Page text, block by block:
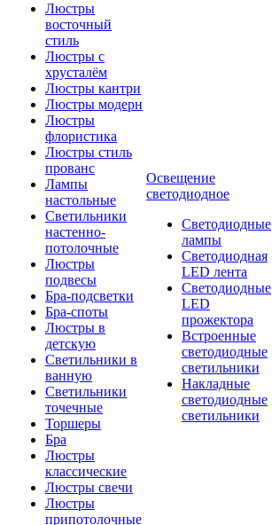
Люстры
восточный
стиль
Люстры с
хрусталём
Люстры кантри
Люстры модерн
Люстры
флористика
Люстры стиль
прованс
Лампы
настольные
Светильники
настенно-
потолочные
Люстры
подвесы
Бра-подсветки
Бра-споты
Люстры в
детскую
Светильники в
ванную
Светильники
точечные
Торшеры
Бра
Люстры
классические
Люстры свечи
Люстры
припотолочные
Освещение
светодиодное
Светодиодные
лампы
Светодиодная
LED лента
Светодиодные
LED
прожектора
Встроенные
светодиодные
светильники
Накладные
светодиодные
светильники